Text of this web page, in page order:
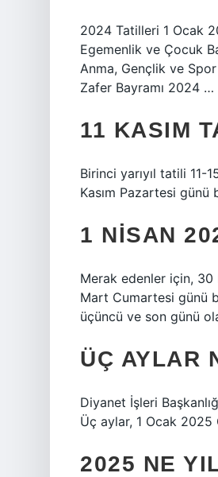
2024 Tatilleri 1 Ocak
Egemenlik ve Çocuk
Anma, Gençlik ve
Zafer Bayramı 2024
11 KASIM
Birinci yarıyıl tatili 11-
Kasım Pazartesi günü
1 NISAN
Merak edenler için,
Mart Cumartesi günü
üçüncü ve son günü
ÜÇ AYLAR
Diyanet İşleri
Üç aylar, 1 Ocak 2025
2025 NE